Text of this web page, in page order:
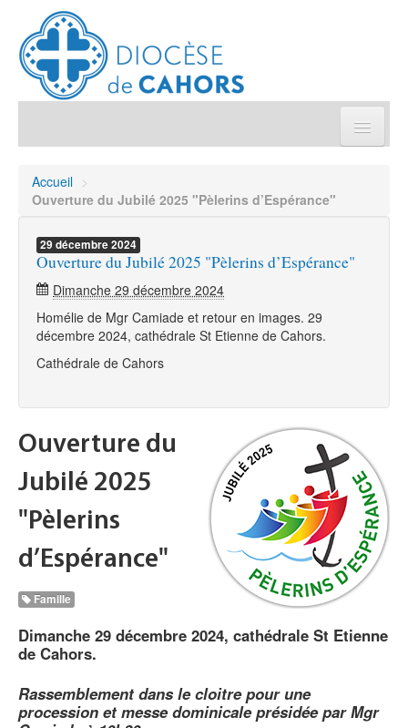
Sanctuaires & Pélerinages
Agenda diocésain
Je donne
Annuaire/Contact
Accueil >
Ouverture du Jubilé 2025 "Pèlerins d’Espérance"
29 décembre2024
Ouverture du Jubilé 2025 "Pèlerins d’Espérance"
Dimanche 29 décembre 2024
Homélie de Mgr Camiade et retour en images. 29
décembre 2024, cathédrale St Etienne de Cahors.
Cathédrale de Cahors
Ouverture du
Jubilé 2025
"Pèlerins
d’Espérance"
Famille
Dimanche 29 décembre 2024, cathédrale St Etienne
de Cahors.
Rassemblement dans le cloitre pour une
procession et messe dominicale présidée par Mgr